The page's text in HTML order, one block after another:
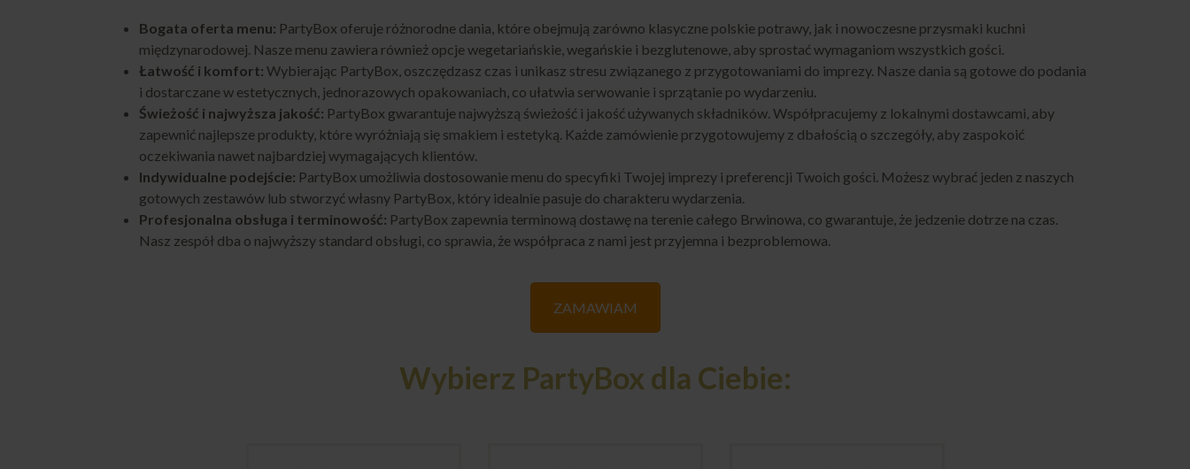
Bogata oferta menu: PartyBox oferuje różnorodne dania, które obejmują zarówno klasyczne polskie potrawy, jak i nowoczesne przysmaki kuchni
międzynarodowej. Nasze menu zawiera również opcje wegetariańskie, wegańskie i bezglutenowe, aby sprostać wymaganiom wszystkich gości.
Łatwość i komfort: Wybierając PartyBox, oszczędzasz czas i unikasz stresu związanego z przygotowaniami do imprezy. Nasze dania są gotowe do podania
i dostarczane w estetycznych, jednorazowych opakowaniach, co ułatwia serwowanie i sprzątanie po wydarzeniu.
Świeżość i najwyższa jakość: PartyBox gwarantuje najwyższą świeżość i jakość używanych składników. Współpracujemy z lokalnymi dostawcami, aby
zapewnić najlepsze produkty, które wyróżniają się smakiem i estetyką. Każde zamówienie przygotowujemy z dbałością o szczegóły, aby zaspokoić
oczekiwania nawet najbardziej wymagających klientów.
Indywidualne podejście: PartyBox umożliwia dostosowanie menu do specyfiki Twojej imprezy i preferencji Twoich gości. Możesz wybrać jeden z naszych
gotowych zestawów lub stworzyć własny PartyBox, który idealnie pasuje do charakteru wydarzenia.
Profesjonalna obsługa i terminowość: PartyBox zapewnia terminową dostawę na terenie całego Brwinowa, co gwarantuje, że jedzenie dotrze na czas.
Nasz zespół dba o najwyższy standard obsługi, co sprawia, że współpraca z nami jest przyjemna i bezproblemowa.
ZAMAWIAM
Wybierz PartyBox dla Ciebie: